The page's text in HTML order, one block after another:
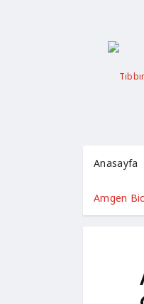
Anasayfa
Amgen